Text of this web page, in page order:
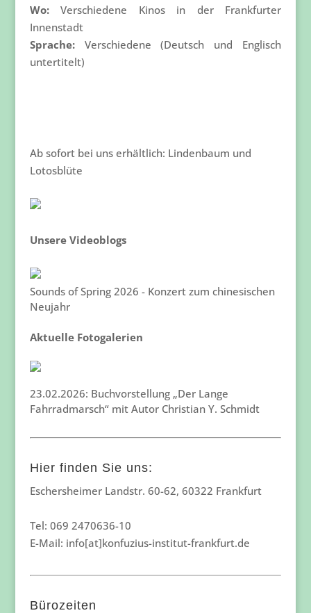
Wo:Verschiedene Kinos in der Frankfurter
Innenstadt
Sprache:Verschiedene (Deutsch und Englisch
untertitelt)
Ab sofort bei uns erhältlich: Lindenbaum und
Lotosblüte
Unsere Videoblogs
Sounds of Spring 2026 - Konzert zum chinesischen
Neujahr
Aktuelle Fotogalerien
23.02.2026: Buchvorstellung „Der Lange
Fahrradmarsch“ mit Autor Christian Y. Schmidt
Hier finden Sie uns:
Eschersheimer Landstr. 60-62, 60322 Frankfurt
Tel: 069 2470636-10
E-Mail: info[at]konfuzius-institut-frankfurt.de
Bürozeiten